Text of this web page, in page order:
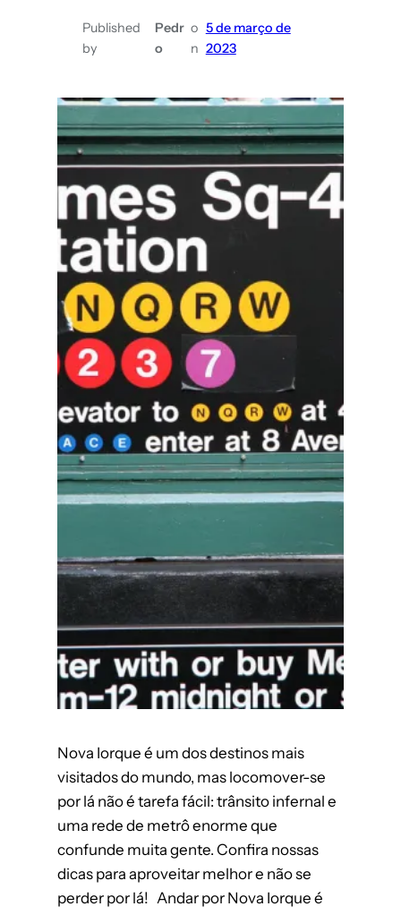
Published
by
Pedr
o
o
n
5 de março de
2023
Nova Iorque é um dos destinos mais
visitados do mundo, mas locomover-se
por lá não é tarefa fácil: trânsito infernal e
uma rede de metrô enorme que
confunde muita gente. Confira nossas
dicas para aproveitar melhor e não se
perder por lá! Andar por Nova Iorque é